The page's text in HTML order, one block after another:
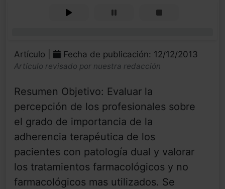
Artículo | Fecha de publicación: 12/12/2013
Artículo revisado por nuestra redacción
Resumen Objetivo: Evaluar la
percepción de los profesionales sobre
el grado de importancia de la
adherencia terapéutica de los
pacientes con patología dual y valorar
los tratamientos farmacológicos y no
farmacológicos mas utilizados. Se